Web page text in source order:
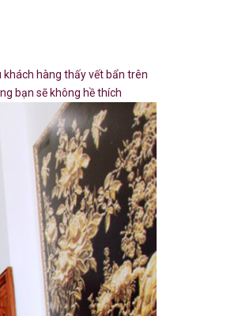
khách hàng thấy vết bẩn trên
bạn sẽ không hề thích